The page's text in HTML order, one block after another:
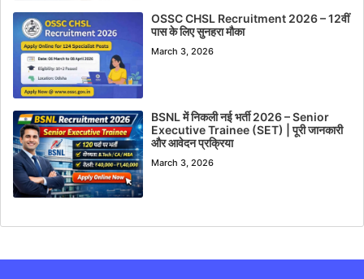
OSSC CHSL Recruitment 2026 – 12वीं
पास के लिए सुनहरा मौका
March 3, 2026
BSNL में निकली नई भर्ती 2026 – Senior
Executive Trainee (SET) | पूरी जानकारी
और आवेदन प्रक्रिया
March 3, 2026